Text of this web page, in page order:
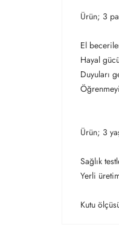
Ürün; 3
El
Hayal
Duyuları
Ürün; 3
Sağlık
Yerli
Kutu